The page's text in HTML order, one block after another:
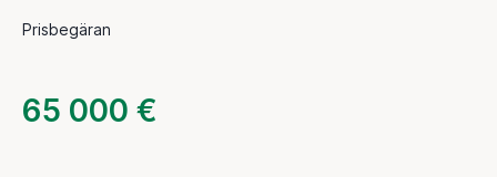
Prisbegäran
65 000 €